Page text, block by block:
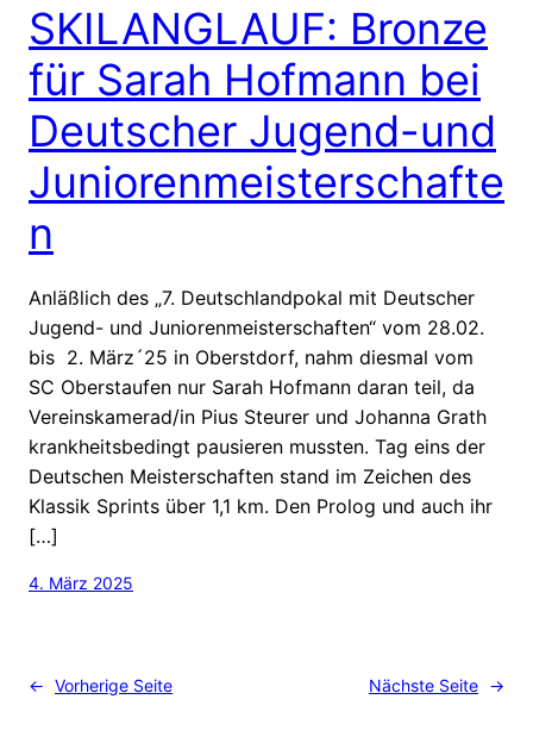
SKILANGLAUF: Bronze
für Sarah Hofmann bei
Deutscher Jugend-und
Juniorenmeisterschafte
n
Anläßlich des „7. Deutschlandpokal mit Deutscher
Jugend- und Juniorenmeisterschaften“ vom 28.02.
bis 2. März´25 in Oberstdorf, nahm diesmal vom
SC Oberstaufen nur Sarah Hofmann daran teil, da
Vereinskamerad/in Pius Steurer und Johanna Grath
krankheitsbedingt pausieren mussten. Tag eins der
Deutschen Meisterschaften stand im Zeichen des
Klassik Sprints über 1,1 km. Den Prolog und auch ihr
[…]
4. März 2025
← Vorherige Seite Nächste Seite →